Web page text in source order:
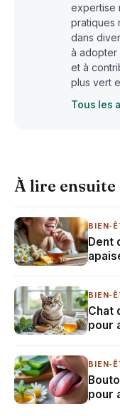
expertise
pratiques
dans
à adopter
et à
plus vert
Tous les
À lire ensuite
BIEN-
Dent
BIEN-
Chat
pour
BIEN-
pour